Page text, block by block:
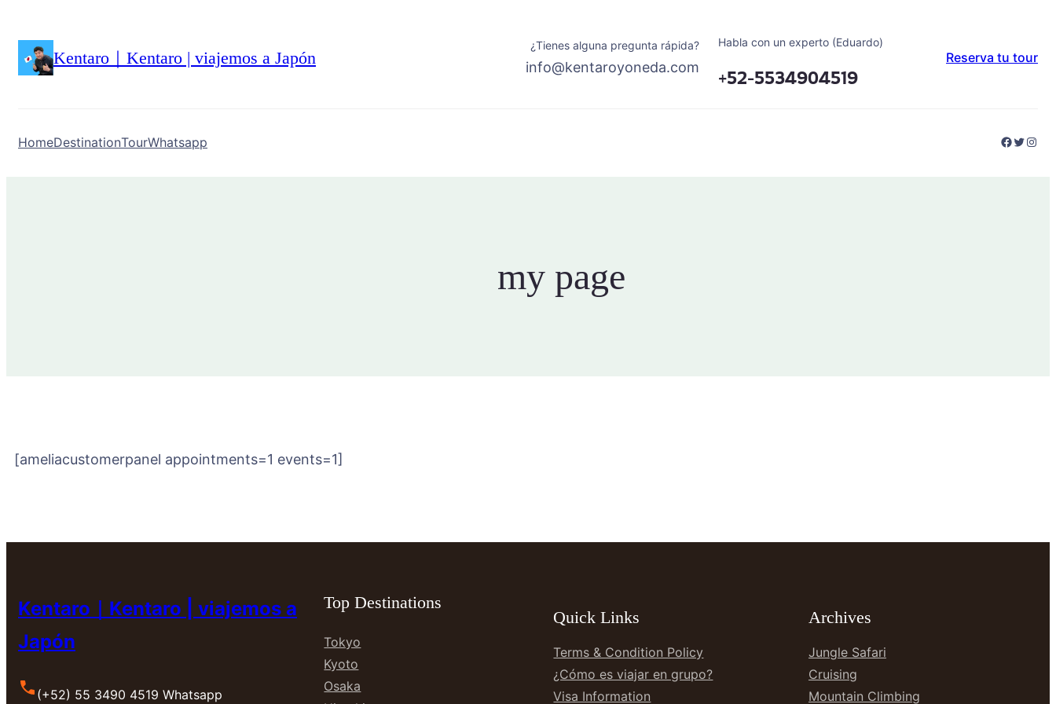
Kentaro｜Kentaro | viajemos a Japón
¿Tienes alguna pregunta rápida?
info@kentaroyoneda.com
Habla con un experto (Eduardo)
+52-5534904519
Reserva tu tour
HomeDestinationTourWhatsapp
my page
[ameliacustomerpanel appointments=1 events=1]
Kentaro｜Kentaro | viajemos a
Japón
(+52) 55 3490 4519 Whatsapp
Top Destinations
Tokyo
Kyoto
Osaka
Quick Links
Terms & Condition Policy
¿Cómo es viajar en grupo?
Visa Information
Archives
Jungle Safari
Cruising
Mountain Climbing